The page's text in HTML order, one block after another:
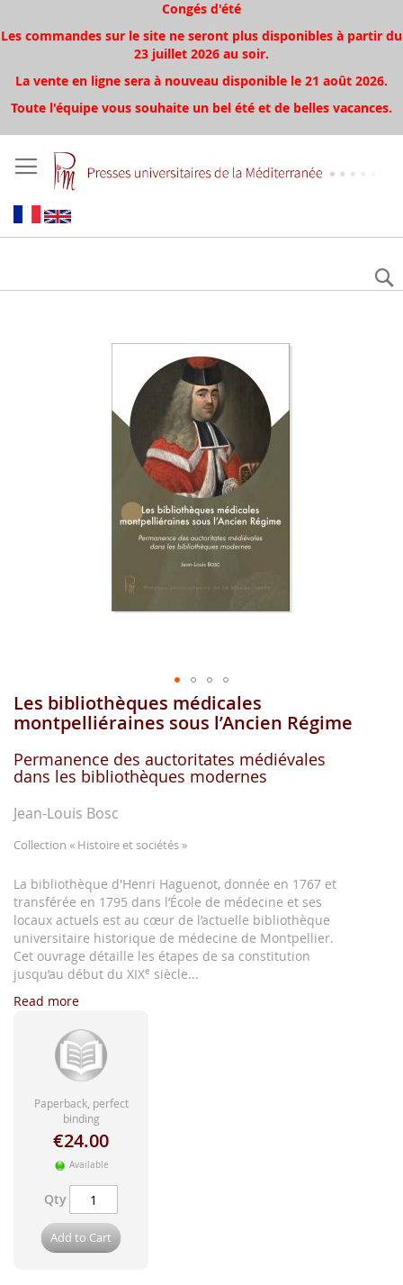
Congés d'été
Les commandes sur le site ne seront plus disponibles à partir du
23 juillet 2026 au soir.
La vente en ligne sera à nouveau disponible le 21 août 2026.
Toute l'équipe vous souhaite un bel été et de belles vacances.
Skip
to
beginning
of
images
gallery
Les bibliothèques médicales
montpelliéraines sous l’Ancien Régime
Permanence des auctoritates médiévales
dans les bibliothèques modernes
Jean-Louis Bosc
Collection « Histoire et sociétés »
La bibliothèque d'Henri Haguenot, donnée en 1767 et
transférée en 1795 dans l’École de médecine et ses
locaux actuels est au cœur de l’actuelle bibliothèque
universitaire historique de médecine de Montpellier.
Cet ouvrage détaille les étapes de sa constitution
jusqu’au début du XIXe siècle...
Read more
Paperback, perfect
binding
€24.00
Available
Qty
Add to Cart